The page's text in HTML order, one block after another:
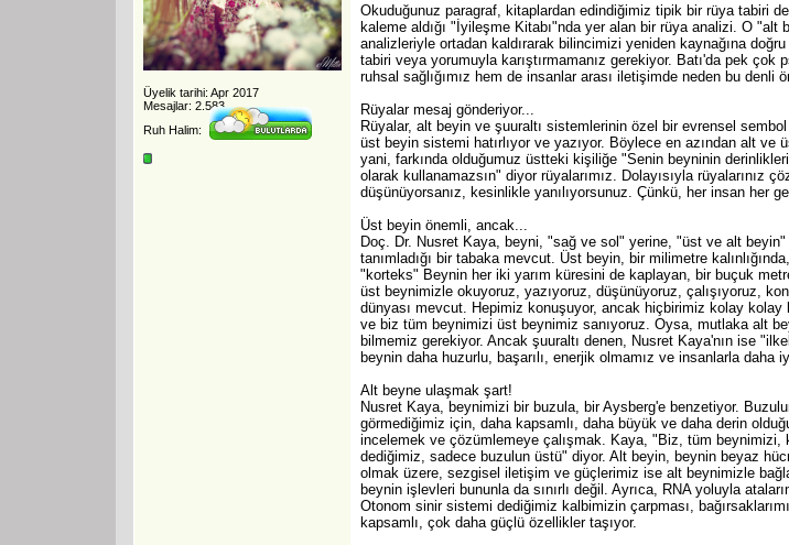
Üyelik tarihi: Apr 2017
Mesajlar: 2.583
Ruh Halim:
Okuduğunuz paragraf, kitaplardan edindiğimiz tipik bir rüya tabiri
kaleme aldığı "İyileşme Kitabı"nda yer alan bir rüya analizi. O "alt
analizleriyle ortadan kaldırarak bilincimizi yeniden kaynağına
tabiri veya yorumuyla karıştırmamanız gerekiyor. Batı'da pek çok
ruhsal sağlığımız hem de insanlar arası iletişimde neden bu denli
Rüyalar mesaj gönderiyor...
Rüyalar, alt beyin ve şuuraltı sistemlerinin özel bir evrensel
üst beyin sistemi hatırlıyor ve yazıyor. Böylece en azından alt
yani, farkında olduğumuz üstteki kişiliğe "Senin beyninin
olarak kullanamazsın" diyor rüyalarımız. Dolayısıyla rüyalarınız
düşünüyorsanız, kesinlikle yanılıyorsunuz. Çünkü, her insan her
Üst beyin önemli, ancak...
Doç. Dr. Nusret Kaya, beyni, "sağ ve sol" yerine, "üst ve alt
tanımladığı bir tabaka mevcut. Üst beyin, bir milimetre
"korteks" Beynin her iki yarım küresini de kaplayan, bir buçuk
üst beynimizle okuyoruz, yazıyoruz, düşünüyoruz, çalışıyoruz,
dünyası mevcut. Hepimiz konuşuyor, ancak hiçbirimiz kolay
ve biz tüm beynimizi üst beynimiz sanıyoruz. Oysa, mutlaka alt
bilmemiz gerekiyor. Ancak şuuraltı denen, Nusret Kaya'nın ise
beynin daha huzurlu, başarılı, enerjik olmamız ve insanlarla daha
Alt beyne ulaşmak şart!
Nusret Kaya, beynimizi bir buzula, bir Aysberg'e benzetiyor.
görmediğimiz için, daha kapsamlı, daha büyük ve daha derin
incelemek ve çözümlemeye çalışmak. Kaya, "Biz, tüm beynimizi,
dediğimiz, sadece buzulun üstü" diyor. Alt beyin, beynin beyaz
olmak üzere, sezgisel iletişim ve güçlerimiz ise alt beynimizle
beynin işlevleri bununla da sınırlı değil. Ayrıca, RNA yoluyla
Otonom sinir sistemi dediğimiz kalbimizin çarpması,
kapsamlı, çok daha güçlü özellikler taşıyor.